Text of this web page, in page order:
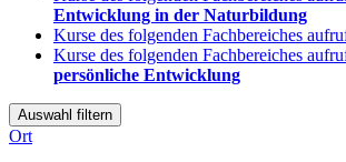
Entwicklung in der Naturbildung
Kurse des folgenden Fachbereiches
Kurse des folgenden Fachbereiches
persönliche Entwicklung
Auswahl filtern
Ort